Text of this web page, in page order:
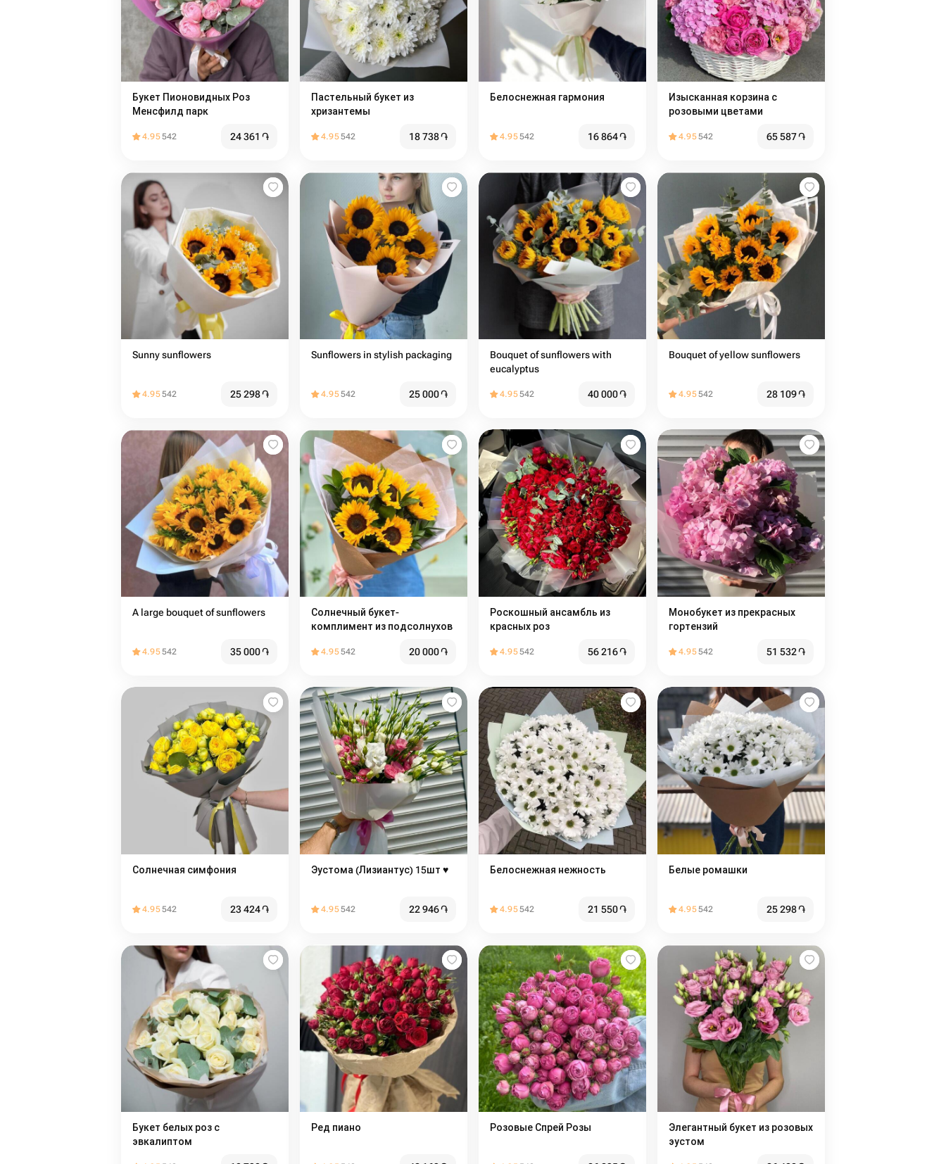
Букет Пионовидных Роз
Менсфилд парк
4.95542 24 361 ֏
Пастельный букет из
хризантемы
4.95542 18 738֏
Белоснежная гармония
4.95542 16 864֏
Изысканная корзина с
розовыми цветами
4.95542 65 587֏
Sunny sunflowers
4.95542 25 298֏
Sunflowers in stylish packaging
4.95542 25 000֏
Bouquet of sunflowers with
eucalyptus
4.95542 40 000֏
Bouquet of yellow sunflowers
4.95542 28 109֏
A large bouquet of sunflowers
4.95542 35 000֏
Солнечный букет-
комплимент из подсолнухов
4.95542 20 000֏
Роскошный ансамбль из
красных роз
4.95542 56 216֏
Монобукет из прекрасных
гортензий
4.95542 51 532֏
Солнечная симфония
4.95542 23 424֏
Эустома (Лизиантус) 15шт ♥️
4.95542 22 946֏
Белоснежная нежность
4.95542 21 550֏
Белые ромашки
4.95542 25 298֏
Букет белых роз с
эвкалиптом
Ред пиано Розовые Спрей Розы
Элегантный букет из розовых
эустом